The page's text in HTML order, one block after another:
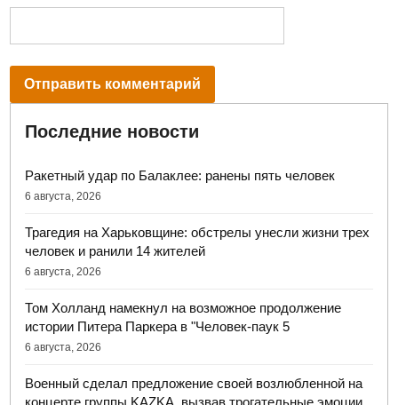
Последние новости
Ракетный удар по Балаклее: ранены пять человек
6 августа, 2026
Трагедия на Харьковщине: обстрелы унесли жизни трех
человек и ранили 14 жителей
6 августа, 2026
Том Холланд намекнул на возможное продолжение
истории Питера Паркера в "Человек-паук 5
6 августа, 2026
Военный сделал предложение своей возлюбленной на
концерте группы KAZKA, вызвав трогательные эмоции